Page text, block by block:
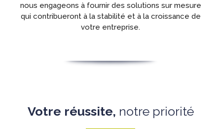
nous engageons à fournir des solutions sur mesure
qui contribueront à la stabilité et à la croissance de
votre entreprise.
Votre réussite, notre priorité